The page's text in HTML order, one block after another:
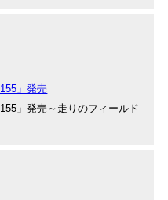
」発売
」発売～走りのフィールド